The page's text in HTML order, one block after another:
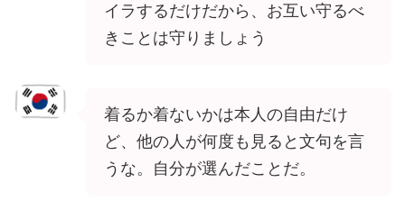
イラするだけだから、お互い守るべ
きことは守りましょう
着るか着ないかは本人の自由だけ
ど、他の人が何度も見ると文句を言
うな。自分が選んだことだ。